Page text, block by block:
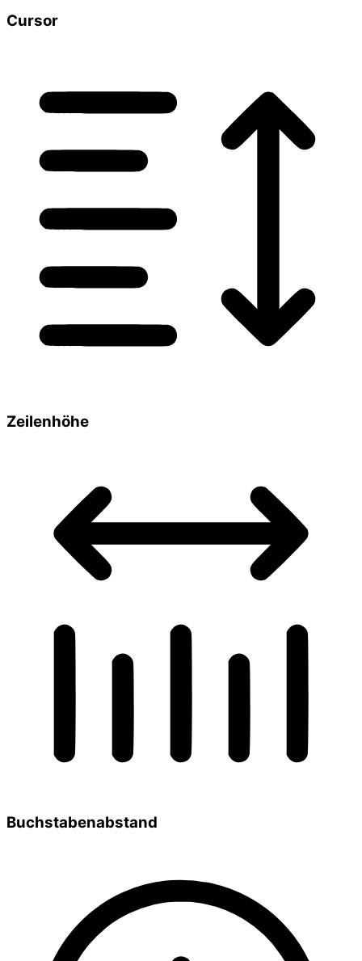
Cursor
Zeilenhöhe
Buchstabenabstand